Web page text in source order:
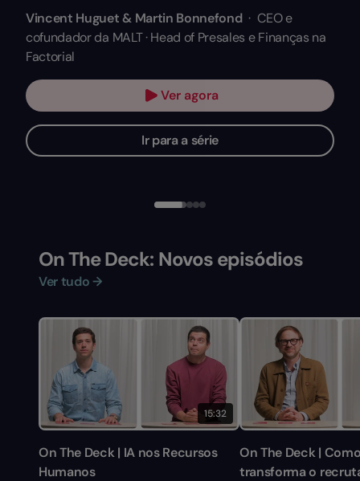
Vincent Huguet & Martin Bonnefond · CEO e
cofundador da MALT · Head of Presales e Finanças na
Factorial
Ver agora
Ir para a série
On The Deck: Novos episódios
Ver tudo →
15:32
On The Deck | IA nos Recursos
Humanos
On The Deck |
transforma o